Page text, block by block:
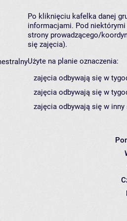
Po kliknięciu kafelka danej
informacjami. Pod
strony prowadzącego/
się zajęcia).
Użyte na planie oznaczenia:
zajęcia odbywają się w
zajęcia odbywają się w
zajęcia odbywają się w inny